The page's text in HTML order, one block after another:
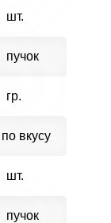
шт.
пучок
гр.
по вкусу
шт.
пучок